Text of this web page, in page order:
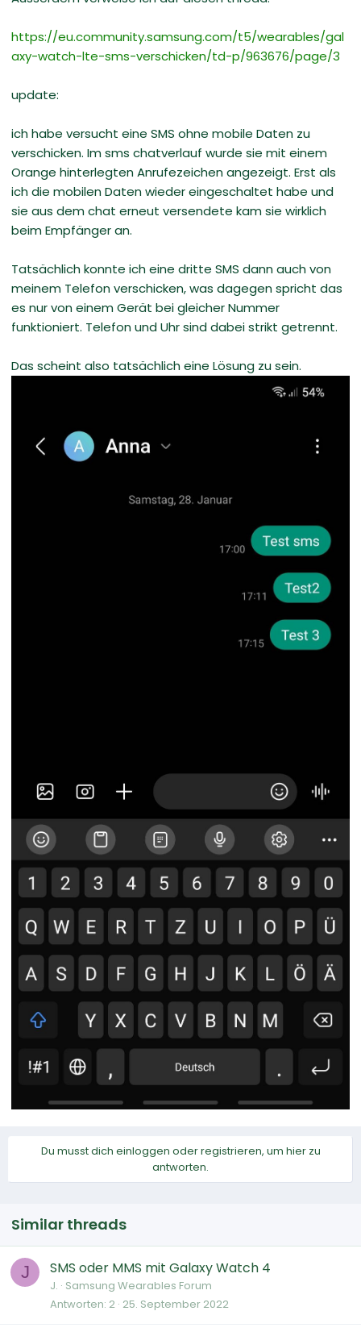
https://eu.community.samsung.com/t5/wearables/gal
axy-watch-lte-sms-verschicken/td-p/963676/page/3
update:
ich habe versucht eine SMS ohne mobile Daten zu
verschicken. Im sms chatverlauf wurde sie mit einem
Orange hinterlegten Anrufezeichen angezeigt. Erst als
ich die mobilen Daten wieder eingeschaltet habe und
sie aus dem chat erneut versendete kam sie wirklich
beim Empfänger an.
Tatsächlich konnte ich eine dritte SMS dann auch von
meinem Telefon verschicken, was dagegen spricht das
es nur von einem Gerät bei gleicher Nummer
funktioniert. Telefon und Uhr sind dabei strikt getrennt.
Das scheint also tatsächlich eine Lösung zu sein.
Du musst dich einloggen oder registrieren, um hier zu
antworten.
Similar threads
J SMS oder MMS mit Galaxy Watch 4
J. Samsung Wearables Forum
Antworten 2 25. September 2022